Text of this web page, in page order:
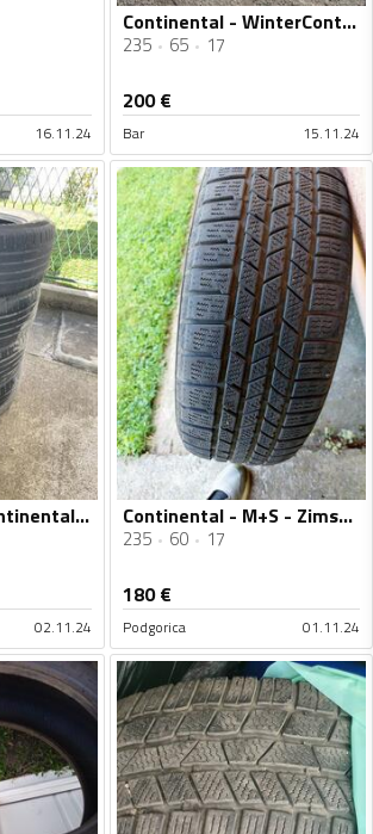
16.11.24
Continental - WinterContact - Zimska guma
235 65 17
200€
Bar 15.11.24
Continental - Continental - Ljetnja guma
02.11.24
Continental - M+S - Zimska guma
235 60 17
180€
Podgorica 01.11.24